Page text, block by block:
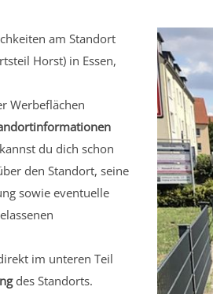
am Standort
Horst) in Essen,
Werbeflächen
du dich schon
den Standort, seine
sowie eventuelle
im unteren Teil
des Standorts.